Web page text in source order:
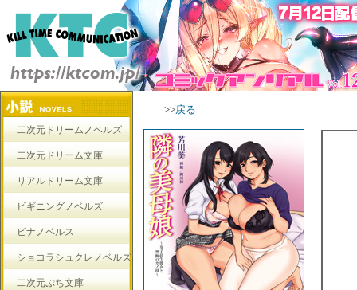
二次元ドリームノベルズ
二次元ドリーム文庫
リアルドリーム文庫
ビギニングノベルズ
ピナノベルス
ショコラシュクレノベルズ
二次元ぷち文庫
>>戻る